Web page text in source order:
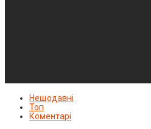
Нещодавні
Топ
Коментарі